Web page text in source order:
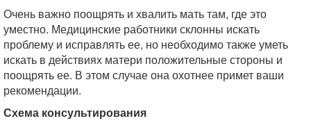
Очень важно поощрять и хвалить мать там, где это
уместно. Медицинские работники склонны искать
проблему и исправлять ее, но необходимо также уметь
искать в действиях матери положительные стороны и
поощрять ее. В этом случае она охотнее примет ваши
рекомендации.
Схема консультирования